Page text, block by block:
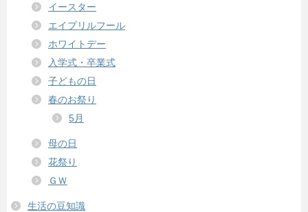
イースター
エイプリルフール
ホワイトデー
入学式・卒業式
子どもの日
春のお祭り
5月
母の日
花祭り
ＧＷ
生活の豆知識